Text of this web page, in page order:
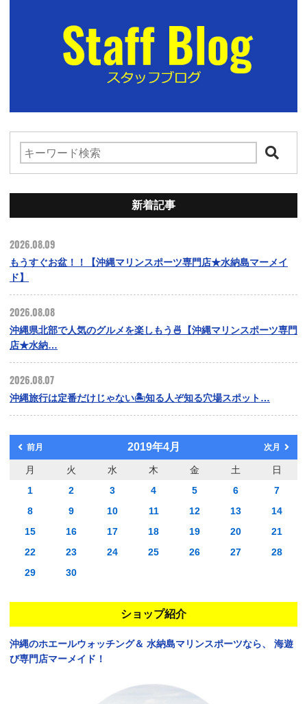
新着記事
2026.08.09
もうすぐお盆！！【沖縄マリンスポーツ専門店★水納島マーメイ
ド】
2026.08.08
沖縄県北部で人気のグルメを楽しもう🍜【沖縄マリンスポーツ専門
店★水納…
2026.08.07
沖縄旅行は定番だけじゃない🏝️知る人ぞ知る穴場スポット…
前月 2019年4月 次月
月 火 水 木 金 土
日
1
2 3 4 5 6
7
8
9 10 11 12 13
14
15
16 17 18 19 20
21
22
23 24 25 26 27
28
29
30
ショップ紹介
沖縄のホエールウォッチング＆ 水納島マリンスポーツなら、
海遊
び専門店マーメイド！